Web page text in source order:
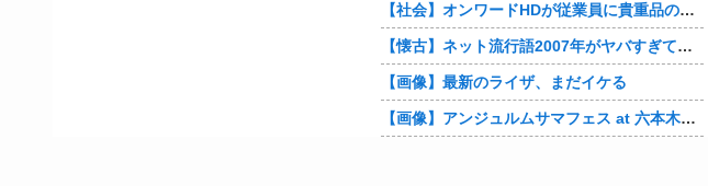
【社会】オンワードHDが従業員に貴重品の常時携行を義務付け 熊本地震被災を受けて
【懐古】ネット流行語2007年がヤバすぎてワロッタァｗｗｗｗｗｗｗｗ
【画像】最新のライザ、まだイケる
【画像】アンジュルムサマフェス at 六本木の客層がヤバイ・・・